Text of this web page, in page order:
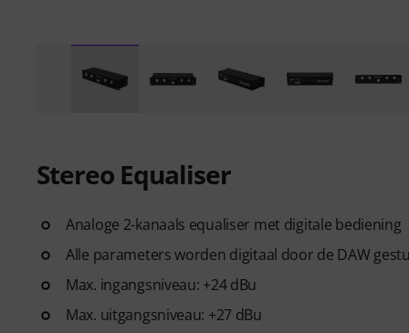
Stereo Equaliser
Analoge 2-kanaals equaliser met digitale bediening
Alle parameters worden digitaal door de DAW
Max. ingangsniveau: +24 dBu
Max. uitgangsniveau: +27 dBu